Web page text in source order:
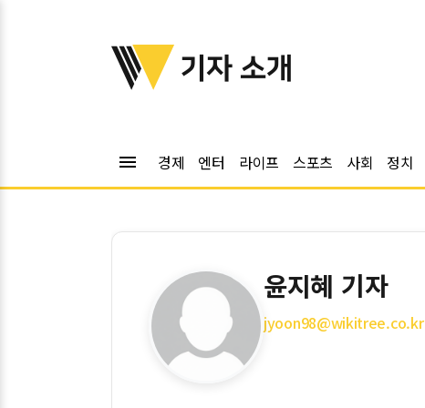
위키트리
기자 소개
menu 경제 엔터 라이프 스포츠 사회 정치
윤지혜 기자
jyoon98@wikitree.co.kr